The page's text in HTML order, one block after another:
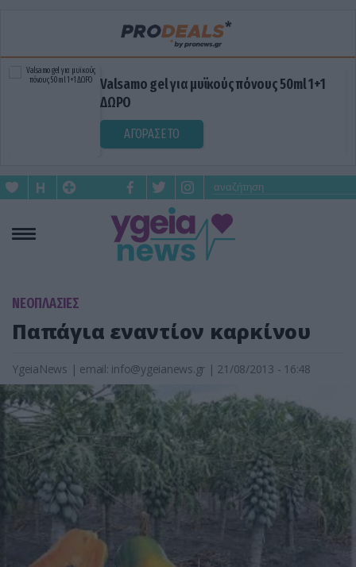
Valsamo gel για μυϊκούς πόνους 50ml 1+1
ΔΩΡΟ
ΑΓΟΡΑΣΕ ΤΟ
ΝΕΟΠΛΑΣΙΕΣ
Παπάγια εναντίον καρκίνου
YgeiaNews | email: info@ygeianews.gr | 21/08/2013 - 16:48